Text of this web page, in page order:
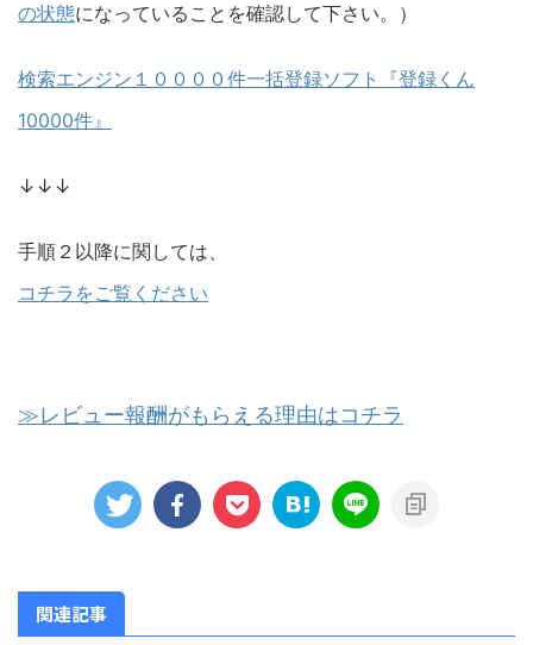
の状態になっていることを確認して下さい。）
検索エンジン１００００件一括登録ソフト『登録くん
10000件』
↓↓↓
手順２以降に関しては、
コチラをご覧ください
≫レビュー報酬がもらえる理由はコチラ
関連記事